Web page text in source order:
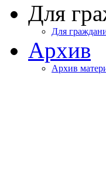
Для
Для
Архив
Архив